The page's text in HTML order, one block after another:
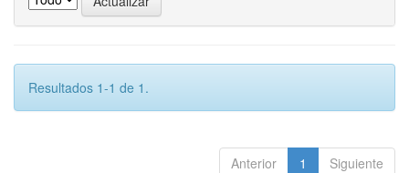
Resultados 1-1 de 1.
Anterior 1 Siguiente